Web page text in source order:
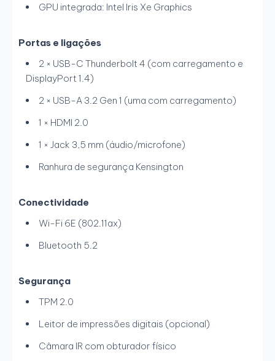
GPU integrada: Intel Iris Xe Graphics
Portas e ligações
2 × USB-C Thunderbolt 4 (com carregamento e
DisplayPort 1.4)
2 × USB-A 3.2 Gen 1 (uma com carregamento)
1 × HDMI 2.0
1 × Jack 3,5 mm (áudio/microfone)
Ranhura de segurança Kensington
Conectividade
Wi-Fi 6E (802.11ax)
Bluetooth 5.2
Segurança
TPM 2.0
Leitor de impressões digitais (opcional)
Câmara IR com obturador físico